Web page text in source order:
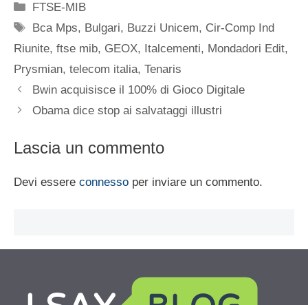
Categorie
FTSE-MIB
Tag
Bca Mps, Bulgari, Buzzi Unicem, Cir-Comp Ind
Riunite, ftse mib, GEOX, Italcementi, Mondadori Edit,
Prysmian, telecom italia, Tenaris
Bwin acquisisce il 100% di Gioco Digitale
Obama dice stop ai salvataggi illustri
Lascia un commento
Devi essere connesso per inviare un commento.